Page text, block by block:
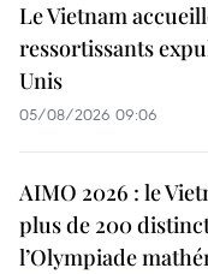
Le Vietnam
ressortissants
Unis
05/08/2026 09:06
AIMO 2026 : le
plus de 200
l’Olympiade